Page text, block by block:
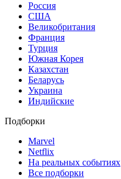
Россия
США
Великобритания
Франция
Турция
Южная Корея
Казахстан
Беларусь
Украина
Индийские
Подборки
Marvel
Netflix
На реальных событиях
Все подборки